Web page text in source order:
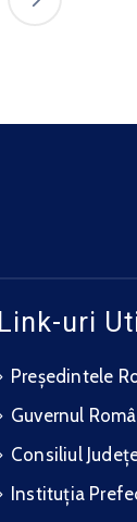
Link-uri
Președintele
Guvernul
Consiliul
Instituția